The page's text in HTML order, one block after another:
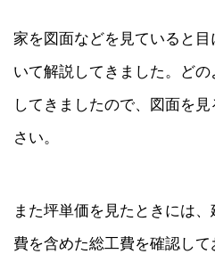
家を図面などを見ていると
いて解説してきました。ど
してきましたので、図面を
さい。
また坪単価を見たときには
費を含めた総工費を確認し